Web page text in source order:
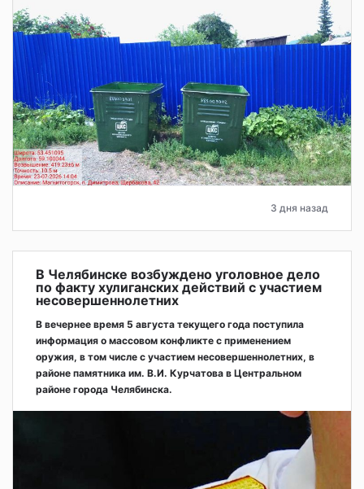
3 дня назад
В Челябинске возбуждено уголовное дело
по факту хулиганских действий с участием
несовершеннолетних
В вечернее время 5 августа текущего года поступила
информация о массовом конфликте с применением
оружия, в том числе с участием несовершеннолетних, в
районе памятника им. В.И. Курчатова в Центральном
районе города Челябинска.